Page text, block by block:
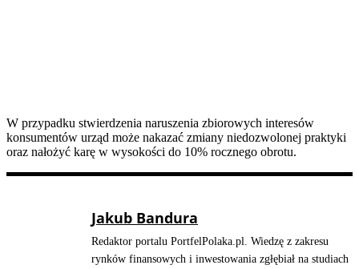
W przypadku stwierdzenia naruszenia zbiorowych interesów
konsumentów urząd może nakazać zmiany niedozwolonej praktyki
oraz nałożyć karę w wysokości do 10% rocznego obrotu.
Jakub Bandura
Redaktor portalu PortfelPolaka.pl. Wiedzę z zakresu
rynków finansowych i inwestowania zgłębiał na studiach